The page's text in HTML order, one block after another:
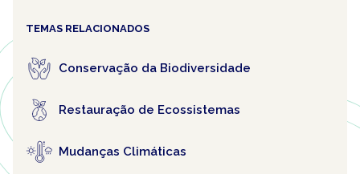
TEMAS RELACIONADOS
Conservação da Biodiversidade
Restauração de Ecossistemas
Mudanças Climáticas